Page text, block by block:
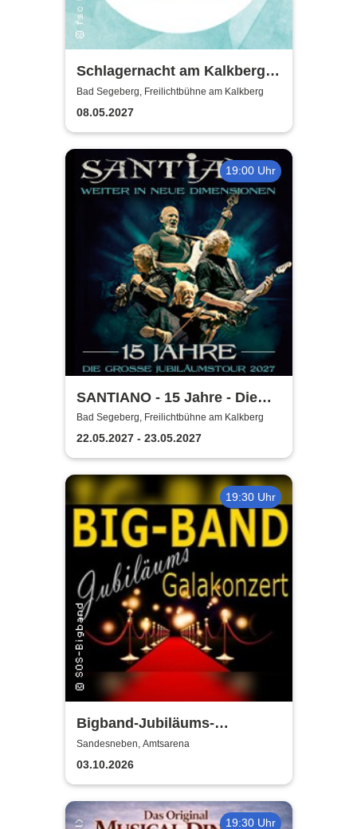
Schlagernacht am Kalkberg
2027
Bad Segeberg, Freilichtbühne am Kalkberg
08.05.2027
19:00 Uhr
SANTIANO - 15 Jahre - Die
große Jubiläumstour 2027
Bad Segeberg, Freilichtbühne am Kalkberg
22.05.2027 - 23.05.2027
19:30 Uhr
Bigband-Jubiläums-
Galakonzert
Sandesneben, Amtsarena
03.10.2026
19:30 Uhr